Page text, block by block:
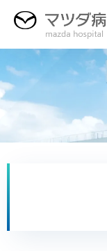
ル
ナ
ゲ
ー
シ
へ
メ
ニ
ー
の
開